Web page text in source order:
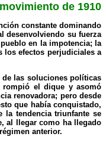
de 1910
constante dominando
desenvolviendo su fuerza
en la impotencia; la
los efectos perjudiciales a
de las soluciones políticas
rompió el dique y asomó
renovadora; pero desde
que había conquistado,
tendencia triunfante se
al llegar como ha llegado
anterior.